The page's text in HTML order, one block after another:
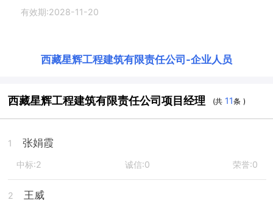
有效期:2028-11-20
西藏星辉工程建筑有限责任公司 -企业人员
西藏星辉工程建筑有限责任公司项目经理 (共 11条 )
1 张娟霞
中标:2 诚信:0 荣誉:0
2 王威